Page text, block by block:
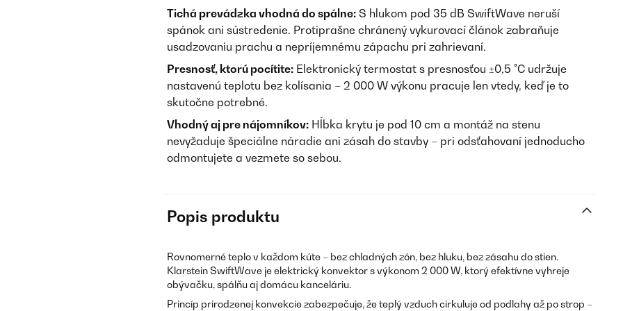
Tichá prevádzka vhodná do spálne: S hlukom pod 35 dB SwiftWave neruší
spánok ani sústredenie. Protiprašne chránený vykurovací článok zabraňuje
usadzovaniu prachu a nepríjemnému zápachu pri zahrievaní.
Presnosť, ktorú pocítite: Elektronický termostat s presnosťou ±0,5 °C udržuje
nastavenú teplotu bez kolísania – 2 000 W výkonu pracuje len vtedy, keď je to
skutočne potrebné.
Vhodný aj pre nájomníkov: Hĺbka krytu je pod 10 cm a montáž na stenu
nevyžaduje špeciálne náradie ani zásah do stavby – pri odsťahovaní jednoducho
odmontujete a vezmete so sebou.
Popis produktu
Rovnomerné teplo v každom kúte – bez chladných zón, bez hluku, bez zásahu do stien.
Klarstein SwiftWave je elektrický konvektor s výkonom 2 000 W, ktorý efektívne vyhreje
obývačku, spálňu aj domácu kanceláriu.
Princíp prirodzenej konvekcie zabezpečuje, že teplý vzduch cirkuluje od podlahy až po strop –